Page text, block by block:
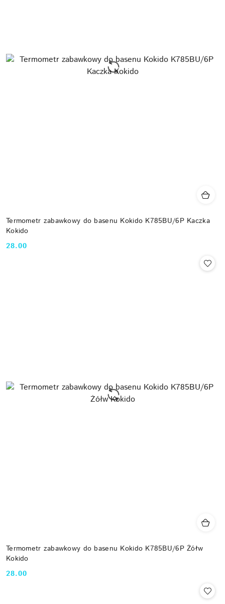
Termometr zabawkowy do basenu Kokido K785BU/6P Kaczka
Kokido
Cena:
28.00
Termometr zabawkowy do basenu Kokido K785BU/6P Żółw
Kokido
Cena:
28.00